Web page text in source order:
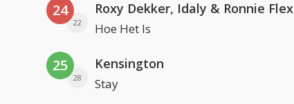
24
22
Roxy Dekker, Idaly & Ronnie Flex
Hoe Het Is
25
28
Kensington
Stay